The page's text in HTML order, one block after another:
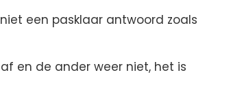
een pasklaar antwoord zoals
en de ander weer niet, het is